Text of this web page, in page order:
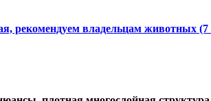
рекомендуем владельцам животных